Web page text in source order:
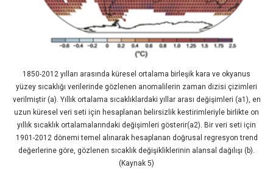
1850-2012 yılları arasında küresel ortalama birleşik kara ve okyanus
yüzey sıcaklığı verilerinde gözlenen anomalilerin zaman dizisi çizimleri
verilmiştir (a). Yıllık ortalama sıcaklıklardaki yıllar arası değişimleri (a1), en
uzun küresel veri seti için hesaplanan belirsizlik kestirimleriyle birlikte on
yıllık sıcaklık ortalamalarındaki değişimleri gösterir(a2). Bir veri seti için
1901-2012 dönemi temel alınarak hesaplanan doğrusal regresyon trend
değerlerine göre, gözlenen sıcaklık değişikliklerinin alansal dağılışı (b).
(Kaynak 5)